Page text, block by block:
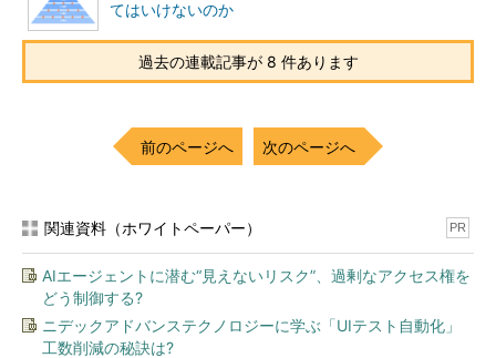
てはいけないのか
過去の連載記事が 8 件あります
前のページへ 次のページへ
関連資料（ホワイトペーパー） PR
AIエージェントに潜む“見えないリスク”、過剰なアクセス権を
どう制御する?
ニデックアドバンステクノロジーに学ぶ「UIテスト自動化」
工数削減の秘訣は?